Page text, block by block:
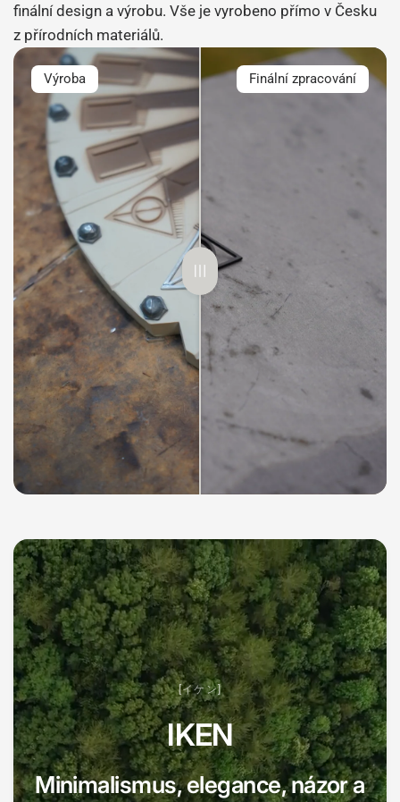
finální design a výrobu. Vše je vyrobeno přímo v Česku
z přírodních materiálů.
Výroba Finální zpracování
[イケン]
IKEN
Minimalismus, elegance, názor a